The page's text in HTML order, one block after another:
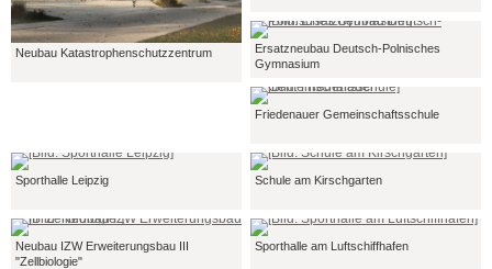
Neubau Katastrophenschutzzentrum
Ersatzneubau Deutsch-Polnisches
Gymnasium
Friedenauer Gemeinschaftsschule
Sporthalle Leipzig Schule am Kirschgarten
Neubau IZW Erweiterungsbau III
"Zellbiologie"
Sporthalle am Luftschiffhafen